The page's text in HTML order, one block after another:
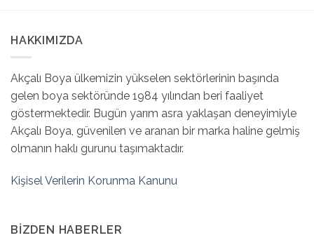
HAKKIMIZDA
Akçalı Boya ülkemizin yükselen sektörlerinin başında
gelen boya sektöründe 1984 yılından beri faaliyet
göstermektedir. Bugün yarım asra yaklaşan deneyimiyle
Akçalı Boya, güvenilen ve aranan bir marka haline gelmiş
olmanın haklı gurunu taşımaktadır.
Kişisel Verilerin Korunma Kanunu
BIZDEN HABERLER